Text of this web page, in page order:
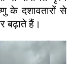
के दशावतारों से
बढ़ाते हैं।